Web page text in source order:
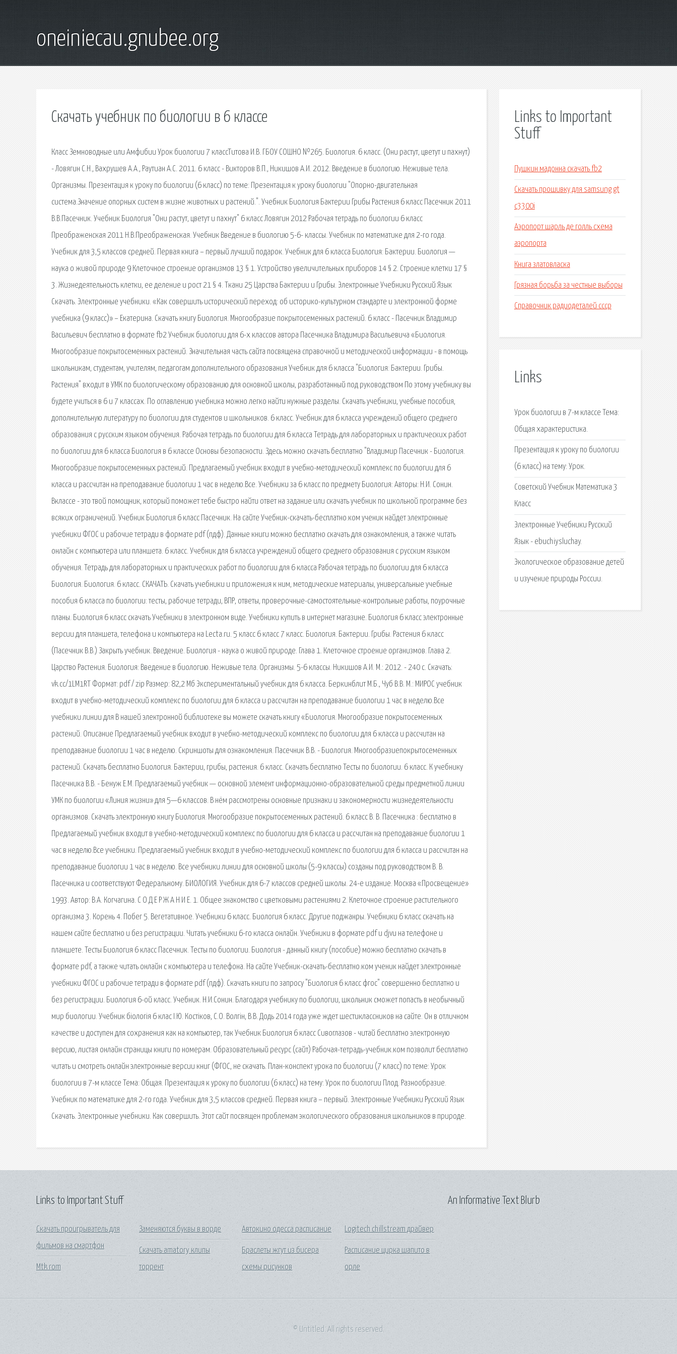
oneiniecau.gnubee.org
Скачать учебник по биологии в 6 классе
Класс Земноводные или Амфибии Урок биологии 7 классТитова И.В. ГБОУ СОШНО №265. Биология. 6 класс. (Они растут, цветут и пахнут)
- Ловягин С.Н., Вахрушев А.А., Раутиан А.С. 2011. 6 класс - Викторов В.П., Никишов А.И. 2012. Введение в биологию. Неживые тела.
Организмы. Презентация к уроку по биологии (6 класс) по теме: Презентация к уроку биологии "Опорно-двигательная
система.Значение опорных систем в жизне животных и растений.". Учебник Биология Бактерии Грибы Растения 6 класс Пасечник 2011
В.В.Пасечник. Учебник Биология "Они растут, цветут и пахнут" 6 класс Ловягин 2012 Рабочая тетрадь по биологии 6 класс
Преображенская 2011 Н.В.Преображенская. Учебник Введение в биологию 5-6- классы. Учебник по математике для 2-го года.
Учебник для 3,5 классов средней. Первая книга – первый лучший подарок. Учебник для 6 класса Биология: Бактерии. Биология —
наука о живой природе 9 Клеточное строение организмов 13 § 1. Устройство увеличительных приборов 14 § 2. Строение клетки 17 §
3. Жизнедеятельность клетки, ее деление и рост 21 § 4. Ткани 25 Царства Бактерии и Грибы. Электронные Учебники Русский Язык
Скачать. Электронные учебники. «Как совершить исторический переход: об историко-культурном стандарте и электронной форме
учебника (9 класс)» – Екатерина. Скачать книгу Биология. Многообразие покрытосеменных растений. 6 класс - Пасечник Владимир
Васильевич бесплатно в формате fb2 Учебник биологии для 6-х классов автора Пасечника Владимира Васильевича «Биология.
Многообразие покрытосеменных растений. Значительная часть сайта посвящена справочной и методической информации - в помощь
школьникам, студентам, учителям, педагогам дополнительного образования Учебник для 6 класса "Биология: Бактерии. Грибы.
Растения" входит в УМК по биологическому образованию для основной школы, разработанный под руководством По этому учебнику вы
будете учиться в 6 и 7 классах. По оглавлению учебника можно легко найти нужные разделы. Скачать учебники, учебные пособия,
дополнительную литературу по биологии для студентов и школьников. 6 класс. Учебник для 6 класса учреждений общего среднего
образования с русским языком обучения. Рабочая тетрадь по биологии для 6 класса Тетрадь для лабораторных и практических работ
по биологии для 6 класса Биология в 6 классе Основы безопасности. Здесь можно скачать бесплатно "Владимир Пасечник - Биология.
Многообразие покрытосеменных растений. Предлагаемый учебник входит в учебно-методический комплекс по биологии для 6
класса и рассчитан на преподавание биологии 1 час в неделю.Все. Учебники за 6 класс по предмету Биология: Авторы: Н.И. Сонин.
Вклассе - это твой помощник, который поможет тебе быстро найти ответ на задание или скачать учебник по школьной программе без
всяких ограничений. Учебник Биология 6 класс Пасечник. На сайте Учебник-скачать-бесплатно.ком ученик найдет электронные
учебники ФГОС и рабочие тетради в формате pdf (пдф). Данные книги можно бесплатно скачать для ознакомления, а также читать
онлайн с компьютера или планшета. 6 класс. Учебник для 6 класса учреждений общего среднего образования с русским языком
обучения. Тетрадь для лабораторных и практических работ по биологии для 6 класса Рабочая тетрадь по биологии для 6 класса
Биология. Биология. 6 класс. СКАЧАТЬ. Скачать учебники и приложения к ним, методические материалы, универсальные учебные
пособия 6 класса по биологии: тесты, рабочие тетради, ВПР, ответы, проверочные-самостоятельные-контрольные работы, поурочные
планы. Биология 6 класс скачать Учебники в электронном виде. Учебники купить в интернет магазине. Биология 6 класс электронные
версии для планшета, телефона и компьютера на Lecta.ru. 5 класс 6 класс 7 класс. Биология. Бактерии. Грибы. Растения 6 класс
(Пасечник В.В.) Закрыть учебник. Введение. Биология - наука о живой природе. Глава 1. Клеточное строение организмов. Глава 2.
Царство Растения. Биология: Введение в биологию. Неживые тела. Организмы. 5-6 классы. Никишов А.И. М.: 2012. - 240 с. Скачать:
vk.cc/1LM1RT Формат: pdf / zip Размер: 82,2 Мб Экспериментальный учебник для 6 класса. Беркинблит М.Б., Чуб В.В. М.: МИРОС учебник
входит в учебно-методический комплекс по биологии для 6 класса и рассчитан на преподавание биологии 1 час в неделю.Все
учебники линии для В нашей электронной библиотеке вы можете скачать книгу «Биология. Многообразие покрытосеменных
растений. Описание Предлагаемый учебник входит в учебно-методический комплекс по биологии для 6 класса и рассчитан на
преподавание биологии 1 час в неделю. Скриншоты для ознакомления. Пасечник В.В. - Биология. Многообразиепокрытосеменных
растений. Скачать бесплатно Биология. Бактерии, грибы, растения. 6 класс. Скачать бесплатно Тесты по биологии. 6 класс. К учебнику
Пасечника В.В. - Бенуж Е.М. Предлагаемый учебник — основной элемент информационно-образовательной среды предметной линии
УМК по биологии «Линия жизни» для 5—6 классов. В нём рассмотрены основные признаки и закономерности жизнедеятельности
организмов. Скачать электронную книгу Биология. Многообразие покрытосеменных растений. 6 класс В. В. Пасечника : бесплатно в
Предлагаемый учебник входит в учебно-методический комплекс по биологии для 6 класса и рассчитан на преподавание биологии 1
час в неделю.Все учебники. Предлагаемый учебник входит в учебно-методический комплекс по биологии для 6 класса и рассчитан на
преподавание биологии 1 час в неделю. Все учебники линии для основной школы (5-9 классы) созданы под руководством В. В.
Пасечника и соответствуют Федеральному. БИОЛОГИЯ. Учебник для 6-7 классов средней школы. 24-е издание. Москва «Просвещение»
1993. Автор: В.А. Когчагина. С О Д Е Р Ж А Н И Е. 1. Общее знакомство с цветковыми растениями 2. Клеточное строение растительного
организма 3. Корень 4. Побег 5. Вегетативное. Учебники 6 класс. Биология 6 класс. Другие поджанры. Учебники 6 класс скачать на
нашем сайте бесплатно и без регистрации. Читать учебники 6-го класса онлайн. Учебники в формате pdf и djvu на телефоне и
планшете. Тесты Биология 6 класс Пасечник. Тесты по биологии. Биология - данный книгу (пособие) можно бесплатно скачать в
формате pdf, а также читать онлайн с компьютера и телефона. На сайте Учебник-скачать-бесплатно.ком ученик найдет электронные
учебники ФГОС и рабочие тетради в формате pdf (пдф). Скачать книги по запросу "Биология 6 класс фгос" совершенно бесплатно и
без регистрации. Биология 6-ой класс. Учебник. Н.И.Сонин. Благодаря учебнику по биологии, школьник сможет попасть в необычный
мир биологии. Учебник біологія 6 клас І.Ю. Костіков, С.О. Волгін, В.В. Додь 2014 года уже ждет шестиклассников на сайте. Он в отличном
качестве и доступен для сохранения как на компьютер, так Учебник Биология 6 класс Сивоглазов - читай бесплатно электронную
версию, листая онлайн страницы книги по номерам. Образовательный ресурс (сайт) Рабочая-тетрадь-учебник.ком позволит бесплатно
читать и смотреть онлайн электронные версии книг (ФГОС, не скачать. План-конспект урока по биологии (7 класс) по теме: Урок
биологии в 7-м классе Тема: Общая. Презентация к уроку по биологии (6 класс) на тему: Урок по биологии Плод. Разнообразие.
Учебник по математике для 2-го года. Учебник для 3,5 классов средней. Первая книга – первый. Электронные Учебники Русский Язык
Скачать. Электронные учебники. Как совершить. Этот сайт посвящен проблемам экологического образования школьников в природе.
Links to Important
Stuff
Пушкин мадонна скачать fb2
Скачать прошивку для samsung gt
c3300i
Аэропорт шарль де голль схема
аэропорта
Книга златовласка
Грязная борьба за честные выборы
Справочник радиодеталей ссср
Links
Урок биологии в 7-м классе Тема:
Общая характеристика.
Презентация к уроку по биологии
(6 класс) на тему: Урок.
Советский Учебник Математика 3
Класс
Электронные Учебники Русский
Язык - ebuchiysluchay.
Экологическое образование детей
и изучение природы России.
Links to Important Stuff
Скачать проигрыватель для
фильмов на смартфон
Mtk rom
Заменяются буквы в ворде
Скачать amatory клипы
торрент
Автокино одесса расписание
Браслеты жгут из бисера
схемы рисунков
Logitech chillstream драйвер
Расписание цирка шапито в
орле
An Informative Text Blurb
© Untitled. All rights reserved.